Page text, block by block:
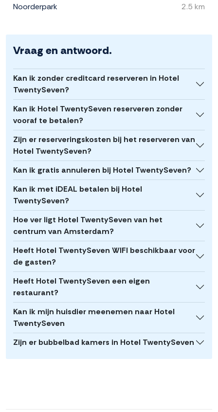
Noorderpark 2.5 km
Vraag en antwoord.
Kan ik zonder creditcard reserveren in Hotel
TwentySeven?
Kan ik Hotel TwentySeven reserveren zonder
vooraf te betalen?
Zijn er reserveringskosten bij het reserveren van
Hotel TwentySeven?
Kan ik gratis annuleren bij Hotel TwentySeven?
Kan ik met iDEAL betalen bij Hotel
TwentySeven?
Hoe ver ligt Hotel TwentySeven van het
centrum van Amsterdam?
Heeft Hotel TwentySeven WIFI beschikbaar voor
de gasten?
Heeft Hotel TwentySeven een eigen
restaurant?
Kan ik mijn huisdier meenemen naar Hotel
TwentySeven
Zijn er bubbelbad kamers in Hotel TwentySeven